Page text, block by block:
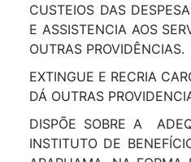
CUSTEIOS DAS
E ASSISTENCIA AOS
OUTRAS PROVIDÊNCIAS.
EXTINGUE E RECRIA
DÁ OUTRAS
DISPÕE SOBRE A
INSTITUTO DE